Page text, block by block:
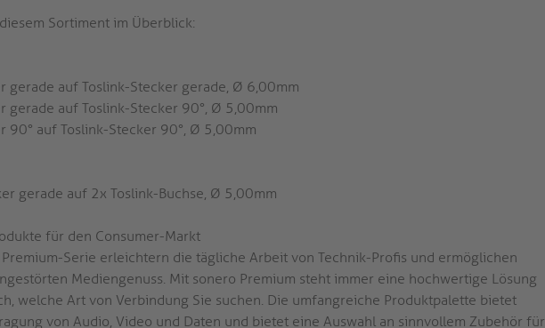
Sortiment im Überblick:
gerade auf Toslink-Stecker gerade, Ø 6,00mm
gerade auf Toslink-Stecker 90°, Ø 5,00mm
90° auf Toslink-Stecker 90°, Ø 5,00mm
gerade auf 2x Toslink-Buchse, Ø 5,00mm
für den Consumer-Markt
Serie erleichtern die tägliche Arbeit von Technik-Profis und ermöglichen
Mediengenuss. Mit sonero Premium steht immer eine hochwertige Lösung
welche Art von Verbindung Sie suchen. Die umfangreiche Produktpalette bietet
von Audio, Video und Daten und bietet eine Auswahl an sinnvollem Zubehör für